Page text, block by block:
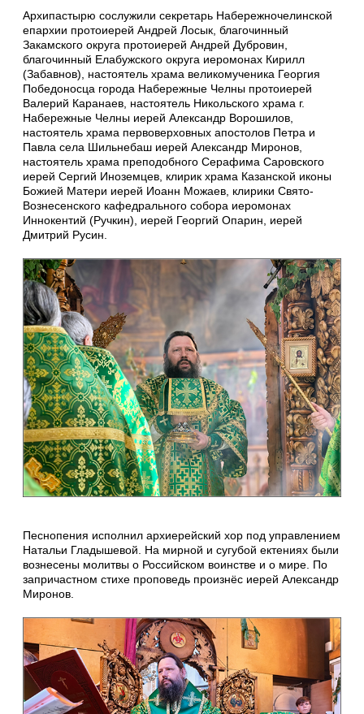
Архипастырю сослужили секретарь Набережночелинской
епархии протоиерей Андрей Лосык, благочинный
Закамского округа протоиерей Андрей Дубровин,
благочинный Елабужского округа иеромонах Кирилл
(Забавнов), настоятель храма великомученика Георгия
Победоносца города Набережные Челны протоиерей
Валерий Каранаев, настоятель Никольского храма г.
Набережные Челны иерей Александр Ворошилов,
настоятель храма первоверховных апостолов Петра и
Павла села Шильнебаш иерей Александр Миронов,
настоятель храма преподобного Серафима Саровского
иерей Сергий Иноземцев, клирик храма Казанской иконы
Божией Матери иерей Иоанн Можаев, клирики Свято-
Вознесенского кафедрального собора иеромонах
Иннокентий (Ручкин), иерей Георгий Опарин, иерей
Дмитрий Русин.
Песнопения исполнил архиерейский хор под управлением
Натальи Гладышевой. На мирной и сугубой ектениях были
вознесены молитвы о Российском воинстве и о мире. По
запричастном стихе проповедь произнёс иерей Александр
Миронов.